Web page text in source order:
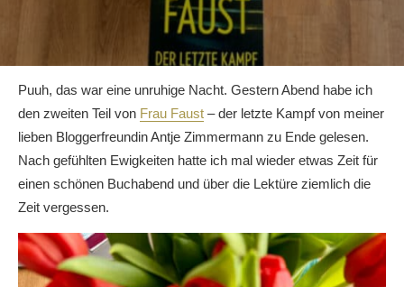
Puuh, das war eine unruhige Nacht. Gestern Abend habe ich
den zweiten Teil von Frau Faust – der letzte Kampf von meiner
lieben Bloggerfreundin Antje Zimmermann zu Ende gelesen.
Nach gefühlten Ewigkeiten hatte ich mal wieder etwas Zeit für
einen schönen Buchabend und über die Lektüre ziemlich die
Zeit vergessen.